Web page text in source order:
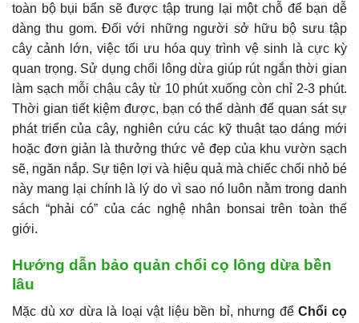
toàn bộ bụi bẩn sẽ được tập trung lại một chỗ để bạn dễ
dàng thu gom. Đối với những người sở hữu bộ sưu tập
cây cảnh lớn, việc tối ưu hóa quy trình vệ sinh là cực kỳ
quan trọng. Sử dụng chổi lông dừa giúp rút ngắn thời gian
làm sạch mỗi chậu cây từ 10 phút xuống còn chỉ 2-3 phút.
Thời gian tiết kiệm được, bạn có thể dành để quan sát sự
phát triển của cây, nghiên cứu các kỹ thuật tạo dáng mới
hoặc đơn giản là thưởng thức vẻ đẹp của khu vườn sạch
sẽ, ngăn nắp. Sự tiện lợi và hiệu quả mà chiếc chổi nhỏ bé
này mang lại chính là lý do vì sao nó luôn nằm trong danh
sách “phải có” của các nghệ nhân bonsai trên toàn thế
giới.
Hướng dẫn bảo quản chổi cọ lông dừa bền
lâu
Mặc dù xơ dừa là loại vật liệu bền bỉ, nhưng đểChổi cọ